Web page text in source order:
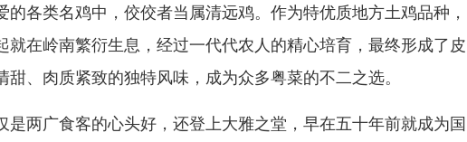
各类名鸡中，佼佼者当属清远鸡。作为特优质地方土鸡品种，
就在岭南繁衍生息，经过一代代农人的精心培育，最终形成了皮
甜、肉质紧致的独特风味，成为众多粤菜的不二之选。
两广食客的心头好，还登上大雅之堂，早在五十年前就成为国